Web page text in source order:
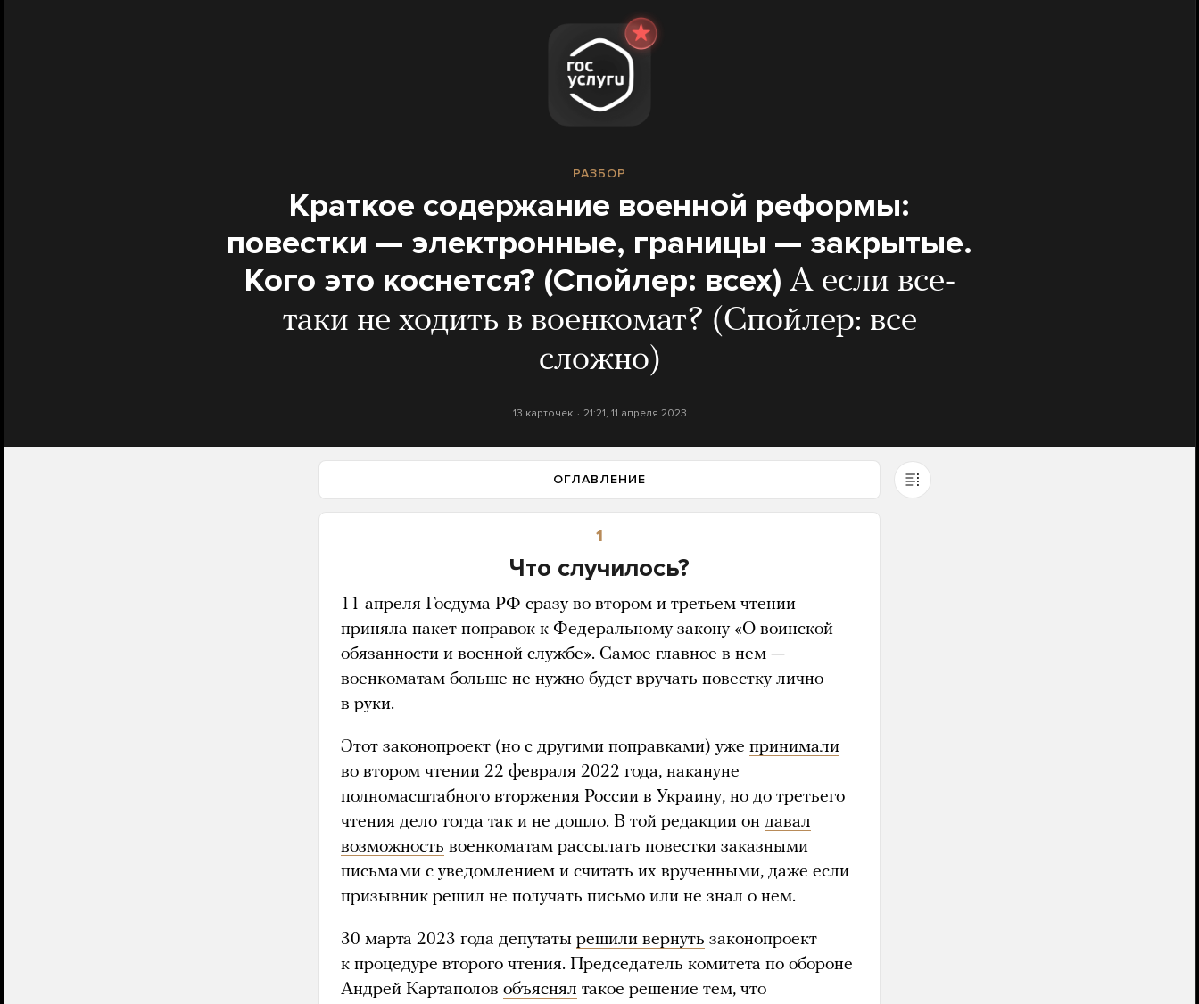
РАЗБОР
Краткое содержание военной реформы:
повестки — электронные, границы — закрытые.
Кого это коснется? (Спойлер: всех) А если все-
таки не ходить в военкомат? (Спойлер: все
сложно)
13 карточек 21:21, 11 апреля 2023
ОГЛАВЛЕНИЕ
1
Что случилось?
11 апреля Госдума РФ сразу во втором и третьем чтении
приняла пакет поправок к Федеральному закону «О воинской
обязанности и военной службе». Самое главное в нем —
военкоматам больше не нужно будет вручать повестку лично
в руки.
Этот законопроект (но с другими поправками) уже принимали
во втором чтении 22 февраля 2022 года, накануне
полномасштабного вторжения России в Украину, но до третьего
чтения дело тогда так и не дошло. В той редакции он давал
возможность военкоматам рассылать повестки заказными
письмами с уведомлением и считать их врученными, даже если
призывник решил не получать письмо или не знал о нем.
30 марта 2023 года депутаты решили вернуть законопроект
к процедуре второго чтения. Председатель комитета по обороне
Андрей Картаполов объяснял такое решение тем, что